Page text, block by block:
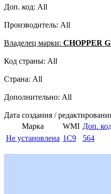
Доп. код: All
Производитель: All
Владелец марки: CHOPPER
Код страны: All
Страна: All
Дополнительно: All
Дата создания /
Марка
WMI Доп.
Не установлена 1C9 564